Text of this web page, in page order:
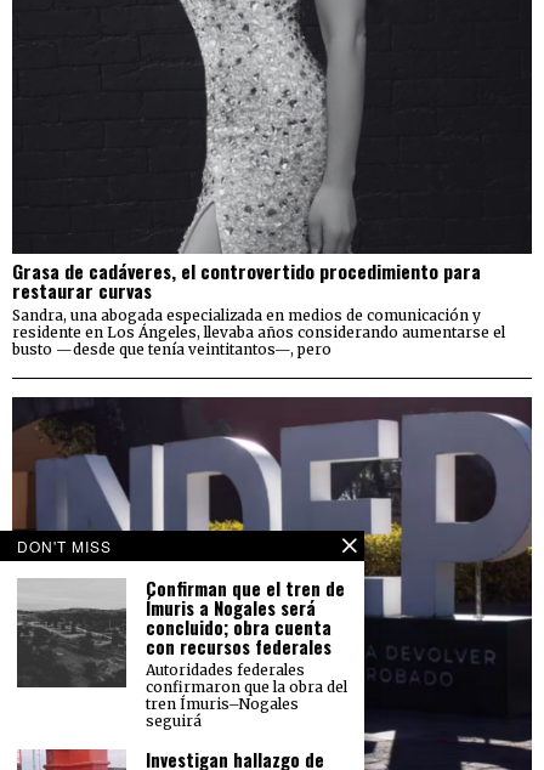
Grasa de cadáveres, el controvertido procedimiento para
restaurar curvas
Sandra, una abogada especializada en medios de comunicación y
residente en Los Ángeles, llevaba años considerando aumentarse el
busto —desde que tenía veintitantos—, pero
DON'T MISS
Confirman que el tren de
Ímuris a Nogales será
concluido; obra cuenta
con recursos federales
Autoridades federales
confirmaron que la obra del
tren Ímuris–Nogales
seguirá
Investigan hallazgo de